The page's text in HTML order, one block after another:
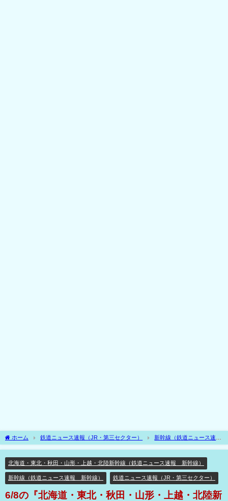
ホーム 鉄道ニュース速報（JR・第三セクター）
新幹線（鉄道ニュース速
報 新幹線）
北海道・東北・秋田・山形・上越・北陸新幹線（鉄道ニュース速
北海道・東北・秋田・山形・上越・北陸新幹線（鉄道ニュース速報 新幹線）
新幹線（鉄道ニュース速報 新幹線） 鉄道ニュース速報（JR・第三セクター）
6/8の『北海道・東北・秋田・山形・上越・北陸新